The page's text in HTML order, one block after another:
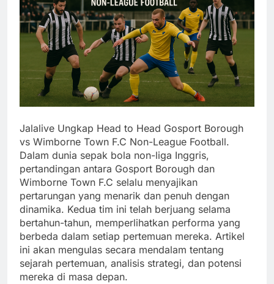
Jalalive Ungkap Head to Head Gosport Borough
vs Wimborne Town F.C Non-League Football.
Dalam dunia sepak bola non-liga Inggris,
pertandingan antara Gosport Borough dan
Wimborne Town F.C selalu menyajikan
pertarungan yang menarik dan penuh dengan
dinamika. Kedua tim ini telah berjuang selama
bertahun-tahun, memperlihatkan performa yang
berbeda dalam setiap pertemuan mereka. Artikel
ini akan mengulas secara mendalam tentang
sejarah pertemuan, analisis strategi, dan potensi
mereka di masa depan.